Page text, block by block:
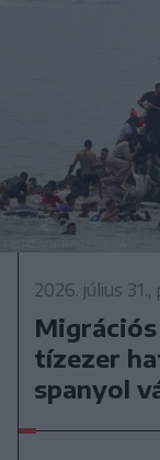
2026. július
tízezer
spanyol